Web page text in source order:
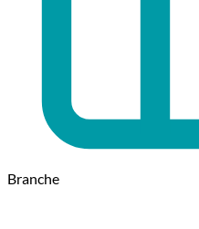
Branche